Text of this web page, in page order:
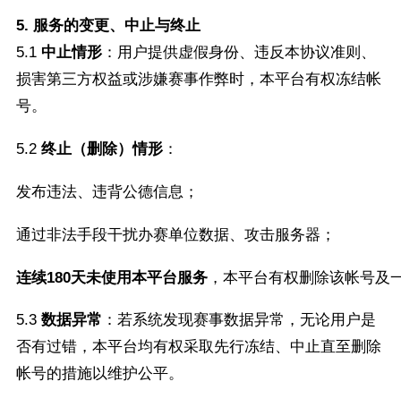
5. 服务的变更、中止与终止
5.1 中止情形：用户提供虚假身份、违反本协议准则、
损害第三方权益或涉嫌赛事作弊时，本平台有权冻结帐
号。
5.2 终止（删除）情形：
发布违法、违背公德信息；
通过非法手段干扰办赛单位数据、攻击服务器；
连续180天未使用本平台服务，本平台有权删除该帐号及
5.3 数据异常 ：若系统发现赛事数据异常，无论用户是
否有过错，本平台均有权采取先行冻结、中止直至删除
帐号的措施以维护公平。